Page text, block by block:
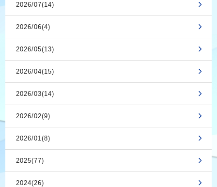
2026/07(14)
2026/06(4)
2026/05(13)
2026/04(15)
2026/03(14)
2026/02(9)
2026/01(8)
2025(77)
2024(26)